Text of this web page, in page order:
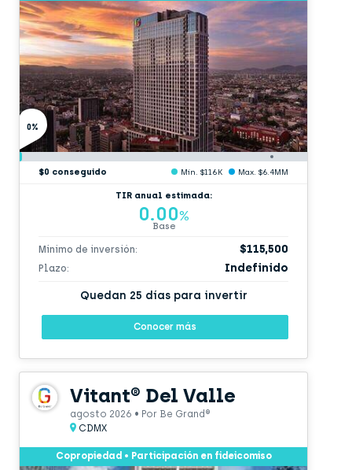
0%
$0 conseguido Min. $116K Max. $6.4MM
TIR anual estimada:
0.00%
Base
Mínimo de inversión: $115,500
Plazo: Indefinido
Quedan 25 días para invertir
Conocer más
Vitant® Del Valle
agosto 2026 • Por Be Grand®
CDMX
Copropiedad • Participación en fideicomiso